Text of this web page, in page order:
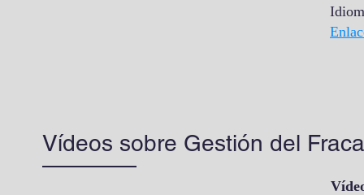
Vídeos sobre Gestión del